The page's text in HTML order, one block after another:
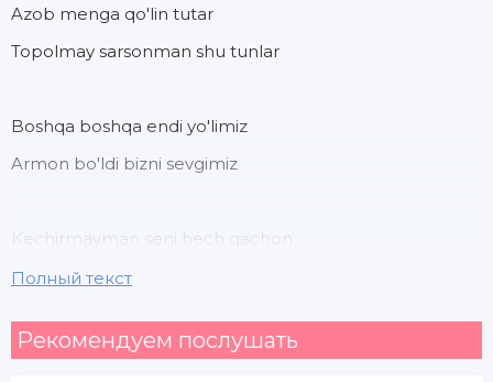
Azob menga qo'lin tutar
Topolmay sarsonman shu tunlar
Boshqa boshqa endi yo'limiz
Armon bo'ldi bizni sevgimiz
Kechirmayman seni hech qachon
O'lib bo'ldi bizni sevgimiz
Endi ko'zlaring yoshlamagin
Полный текст
Рекомендуем послушать